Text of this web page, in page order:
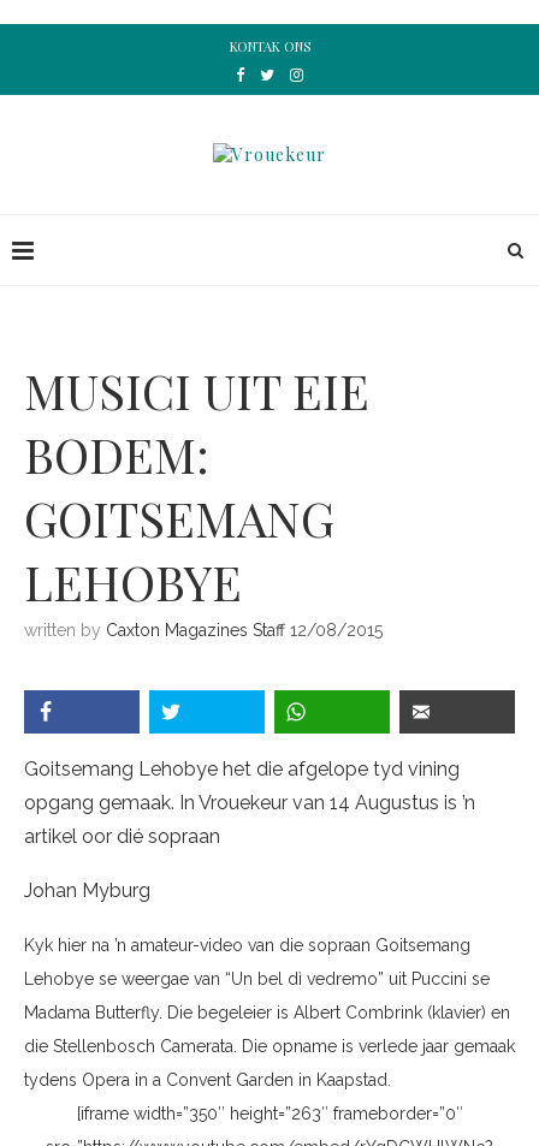
KONTAK ONS
MUSICI UIT EIE
BODEM:
GOITSEMANG
LEHOBYE
written by Caxton Magazines Staff 12/08/2015
Goitsemang Lehobye het die afgelope tyd vining
opgang gemaak. In Vrouekeur van 14 Augustus is ’n
artikel oor dié sopraan
Johan Myburg
Kyk hier na ’n amateur-video van die sopraan Goitsemang
Lehobye se weergae van “Un bel dì vedremo” uit Puccini se
Madama Butterfly. Die begeleier is Albert Combrink (klavier) en
die Stellenbosch Camerata. Die opname is verlede jaar gemaak
tydens Opera in a Convent Garden in Kaapstad.
[iframe width=”350″ height=”263″ frameborder=”0″